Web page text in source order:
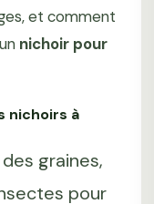
et comment
nichoir pour
nichoirs à
graines,
pour